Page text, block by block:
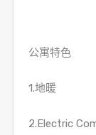
公寓特色
1.地暖
2.Electric